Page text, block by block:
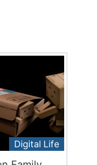
Digital Life